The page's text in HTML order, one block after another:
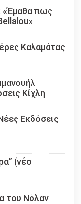
«Έμαθα πως
Καλαμάτας
Κίχλη
Εκδόσεις
(νέο
του Νόλαν